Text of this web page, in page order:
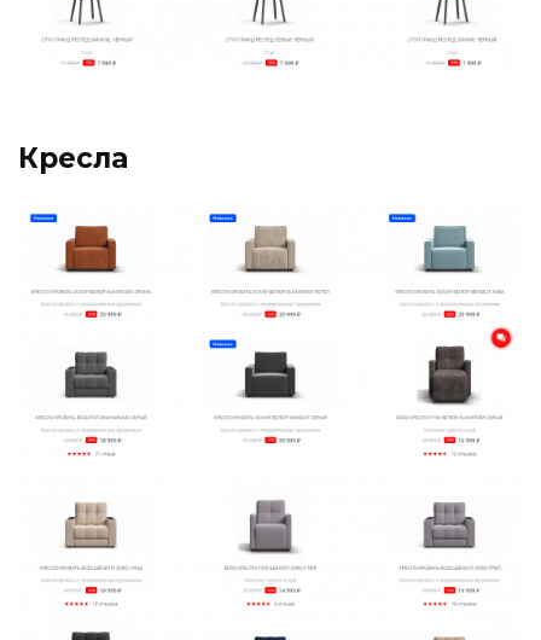
Кресла